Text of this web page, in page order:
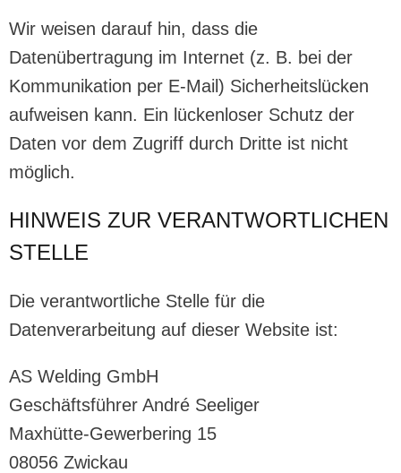
Wir weisen darauf hin, dass die
Datenübertragung im Internet (z. B. bei der
Kommunikation per E-Mail) Sicherheitslücken
aufweisen kann. Ein lückenloser Schutz der
Daten vor dem Zugriff durch Dritte ist nicht
möglich.
HINWEIS ZUR VERANTWORTLICHEN
STELLE
Die verantwortliche Stelle für die
Datenverarbeitung auf dieser Website ist:
AS Welding GmbH
Geschäftsführer André Seeliger
Maxhütte-Gewerbering 15
08056 Zwickau